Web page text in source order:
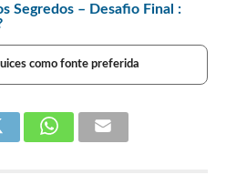
Segredos – Desafio Final :
como fonte preferida